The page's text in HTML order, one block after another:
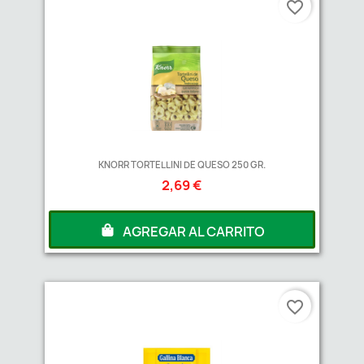
KNORR TORTELLINI DE QUESO 250 GR.
2,69 €
AGREGAR AL CARRITO
favorite_border
favorite_border